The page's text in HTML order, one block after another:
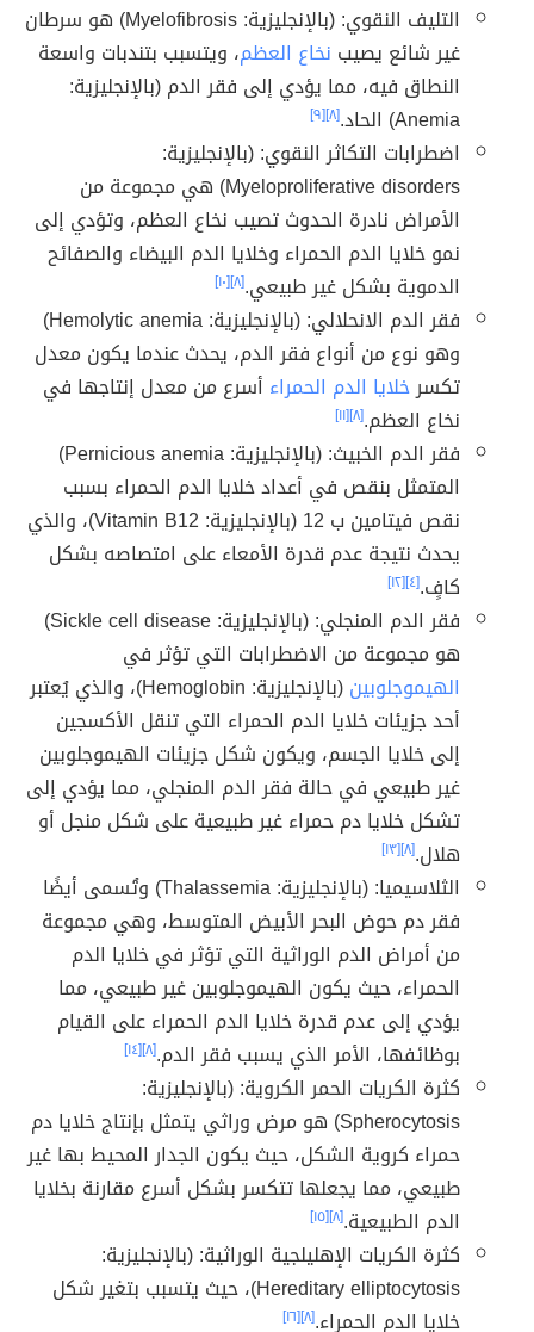
التليف النقوي: (بالإنجليزية: Myelofibrosis) هو سرطان
غير شائع يصيب نخاع العظم، ويتسبب بتندبات واسعة
النطاق فيه، مما يؤدي إلى فقر الدم (بالإنجليزية:
Anemia) الحاد.
[٨] [٩]
اضطرابات التكاثر النقوي: (بالإنجليزية:
Myeloproliferative disorders) هي مجموعة من
الأمراض نادرة الحدوث تصيب نخاع العظم، وتؤدي إلى
نمو خلايا الدم الحمراء وخلايا الدم البيضاء والصفائح
الدموية بشكل غير طبيعي.[٨] [١٠]
فقر الدم الانحلالي: (بالإنجليزية: Hemolytic anemia)
وهو نوع من أنواع فقر الدم، يحدث عندما يكون معدل
تكسرخلايا الدم الحمراء أسرع من معدل إنتاجها في
نخاع العظم.[٨] [١١]
فقر الدم الخبيث: (بالإنجليزية: Pernicious anemia)
المتمثل بنقص في أعداد خلايا الدم الحمراء بسبب
نقص فيتامين ب 12 (بالإنجليزية: Vitamin B12)، والذي
يحدث نتيجة عدم قدرة الأمعاء على امتصاصه بشكل
كافٍ.[٤] [١٢]
فقر الدم المنجلي: (بالإنجليزية: Sickle cell disease)
هو مجموعة من الاضطرابات التي تؤثر في
الهيموجلوبين
(بالإنجليزية: Hemoglobin)، والذي يُعتبر
أحد جزيئات خلايا الدم الحمراء التي تنقل الأكسجين
إلى خلايا الجسم، ويكون شكل جزيئات الهيموجلوبين
غير طبيعي في حالة فقر الدم المنجلي، مما يؤدي إلى
تشكل خلايا دم حمراء غير طبيعية على شكل منجل أو
هلال.[٨] [١٣]
الثلاسيميا: (بالإنجليزية: Thalassemia) وتُسمى أيضًا
فقر دم حوض البحر الأبيض المتوسط، وهي مجموعة
من أمراض الدم الوراثية التي تؤثر في خلايا الدم
الحمراء، حيث يكون الهيموجلوبين غير طبيعي، مما
يؤدي إلى عدم قدرة خلايا الدم الحمراء على القيام
بوظائفها، الأمر الذي يسبب فقر الدم.[٨] [١٤]
كثرة الكريات الحمر الكروية: (بالإنجليزية:
Spherocytosis) هو مرض وراثي يتمثل بإنتاج خلايا دم
حمراء كروية الشكل، حيث يكون الجدار المحيط بها غير
طبيعي، مما يجعلها تتكسر بشكل أسرع مقارنة بخلايا
الدم الطبيعية.[٨] [١٥]
كثرة الكريات الإهليلجية الوراثية: (بالإنجليزية:
Hereditary elliptocytosis)، حيث يتسبب بتغير شكل
خلايا الدم الحمراء.[٨] [١٦]